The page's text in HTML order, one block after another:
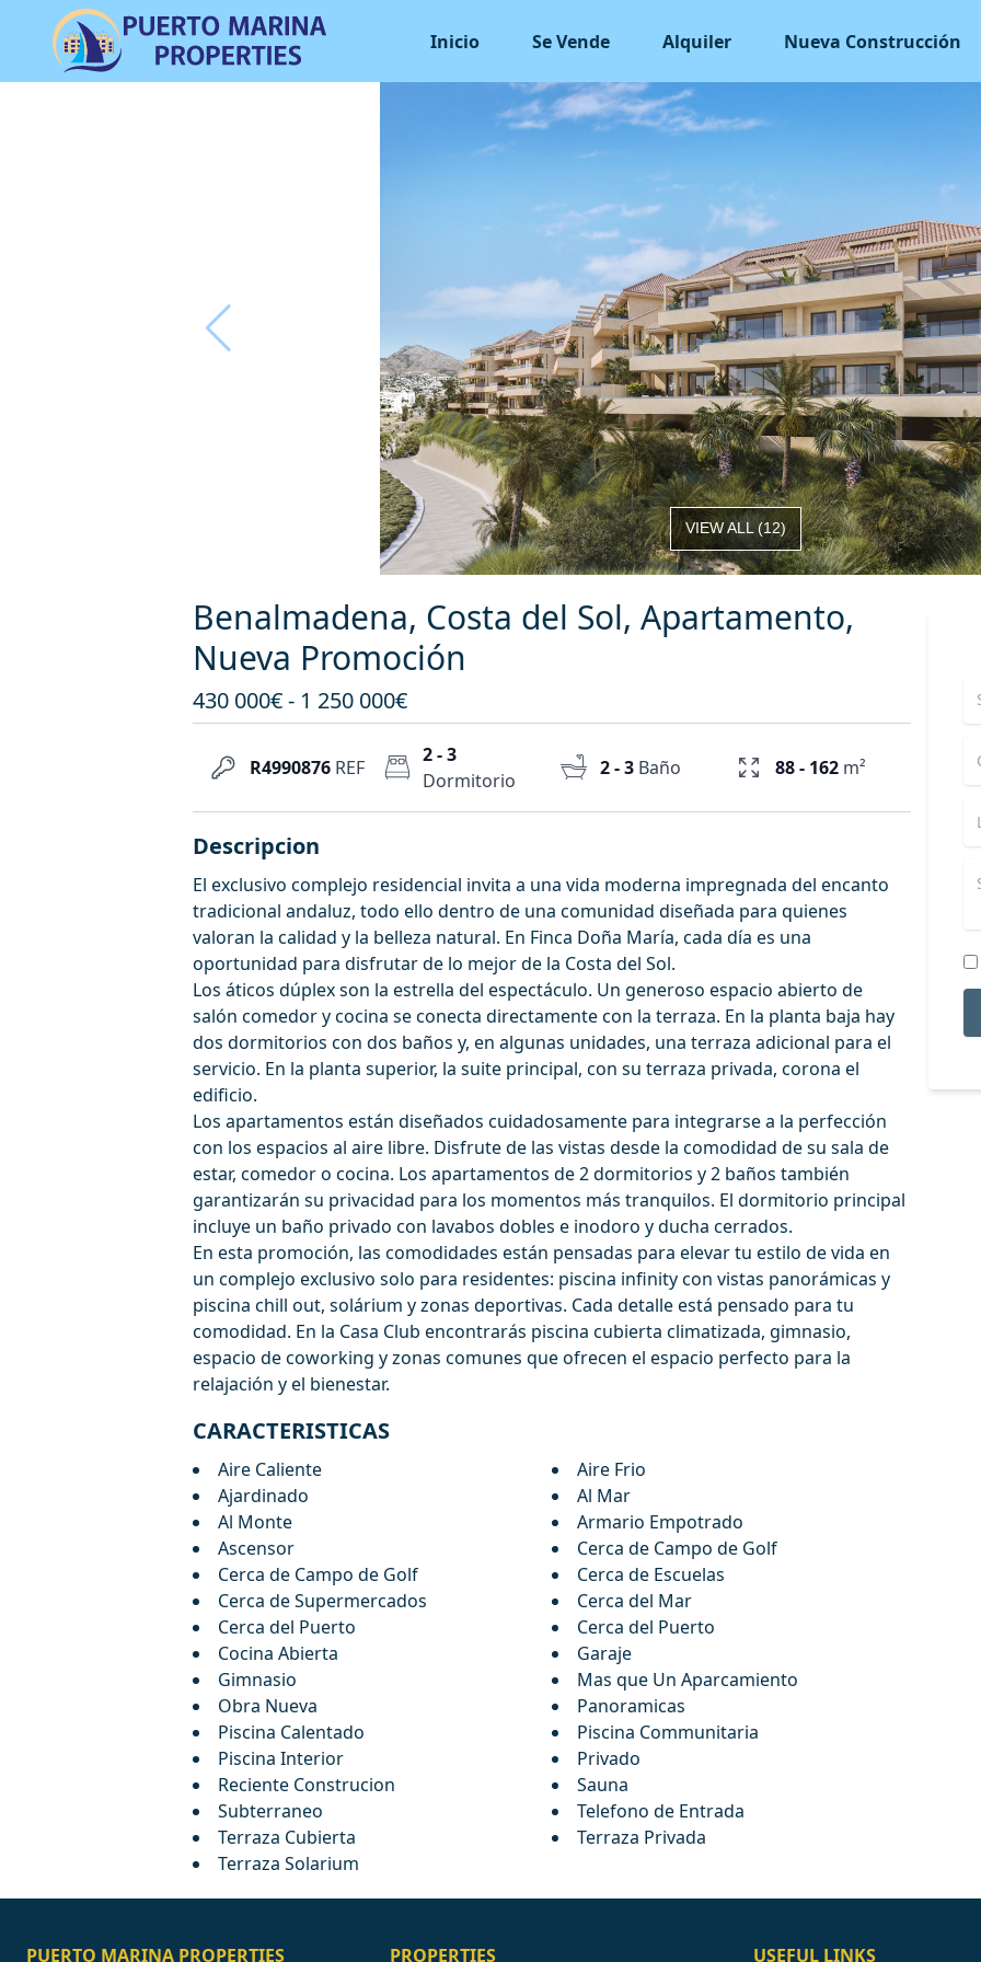
Inicio Se Vende Alquiler Nueva Construcción
VIEW ALL(12)
Benalmadena, Costa del Sol, Apartamento,
Nueva Promoción
430 000€ - 1 250 000€
R4990876 REF
2 - 3
Dormitorio
2 - 3 Baño 88 - 162 m²
Descripcion
El exclusivo complejo residencial invita a una vida moderna impregnada del encanto
tradicional andaluz, todo ello dentro de una comunidad diseñada para quienes
valoran la calidad y la belleza natural. En Finca Doña María, cada día es una
oportunidad para disfrutar de lo mejor de la Costa del Sol.
Los áticos dúplex son la estrella del espectáculo. Un generoso espacio abierto de
salón comedor y cocina se conecta directamente con la terraza. En la planta baja hay
dos dormitorios con dos baños y, en algunas unidades, una terraza adicional para el
servicio. En la planta superior, la suite principal, con su terraza privada, corona el
edificio.
Los apartamentos están diseñados cuidadosamente para integrarse a la perfección
con los espacios al aire libre. Disfrute de las vistas desde la comodidad de su sala de
estar, comedor o cocina. Los apartamentos de 2 dormitorios y 2 baños también
garantizarán su privacidad para los momentos más tranquilos. El dormitorio principal
incluye un baño privado con lavabos dobles e inodoro y ducha cerrados.
En esta promoción, las comodidades están pensadas para elevar tu estilo de vida en
un complejo exclusivo solo para residentes: piscina infinity con vistas panorámicas y
piscina chill out, solárium y zonas deportivas. Cada detalle está pensado para tu
comodidad. En la Casa Club encontrarás piscina cubierta climatizada, gimnasio,
espacio de coworking y zonas comunes que ofrecen el espacio perfecto para la
relajación y el bienestar.
CARACTERISTICAS
Aire Caliente
Aire Frio
Ajardinado
Al Mar
Al Monte
Armario Empotrado
Ascensor
Cerca de Campo de Golf
Cerca de Campo de Golf
Cerca de Escuelas
Cerca de Supermercados
Cerca del Mar
Cerca del Puerto
Cerca del Puerto
Cocina Abierta
Garaje
Gimnasio
Mas que Un Aparcamiento
Obra Nueva
Panoramicas
Piscina Calentado
Piscina Communitaria
Piscina Interior
Privado
Reciente Construcion
Sauna
Subterraneo
Telefono de Entrada
Terraza Cubierta
Terraza Privada
Terraza Solarium
PUERTO MARINA PROPERTIES PROPERTIES USEFUL LINKS